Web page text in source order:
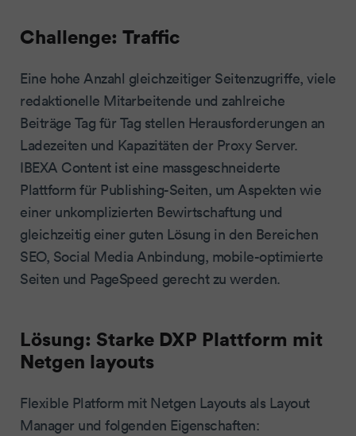
Challenge: Traffic
Eine hohe Anzahl gleichzeitiger Seitenzugriffe, viele
redaktionelle Mitarbeitende und zahlreiche
Beiträge Tag für Tag stellen Herausforderungen an
Ladezeiten und Kapazitäten der Proxy Server.
IBEXA Content ist eine massgeschneiderte
Plattform für Publishing-Seiten, um Aspekten wie
einer unkomplizierten Bewirtschaftung und
gleichzeitig einer guten Lösung in den Bereichen
SEO, Social Media Anbindung, mobile-optimierte
Seiten und PageSpeed gerecht zu werden.
Lösung: Starke DXP Plattform mit
Netgen layouts
Flexible Platform mit Netgen Layouts als Layout
Manager und folgenden Eigenschaften: